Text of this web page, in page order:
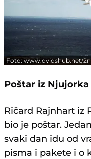
Foto: www.dvidshub.net/
Poštar iz Njujorka
Ričard Rajnhart iz
bio je poštar.
svaki dan idu od
pisma i pakete i o